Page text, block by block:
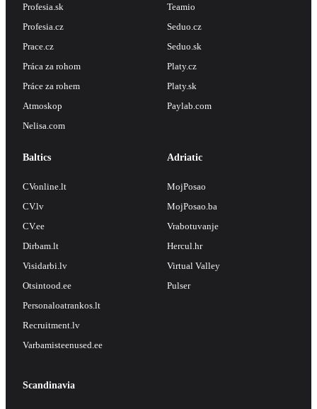
Profesia.sk
Profesia.cz
Prace.cz
Práca za rohom
Práce za rohem
Atmoskop
Nelisa.com
Teamio
Seduo.cz
Seduo.sk
Platy.cz
Platy.sk
Paylab.com
Baltics
CVonline.lt
CV.lv
CV.ee
Dirbam.lt
Visidarbi.lv
Otsintood.ee
Personaloatrankos.lt
Recruitment.lv
Varbamisteenused.ee
Adriatic
MojPosao
MojPosao.ba
Vrabotuvanje
Hercul.hr
Virtual Valley
Pulser
Scandinavia